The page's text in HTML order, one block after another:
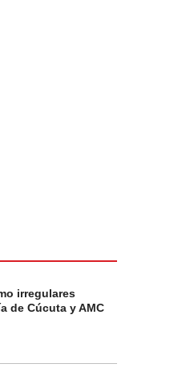
irregulares
de Cúcuta y AMC